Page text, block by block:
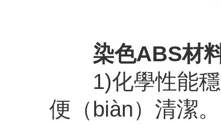
染色ABS材
1)化學性能
便（biàn）清潔。